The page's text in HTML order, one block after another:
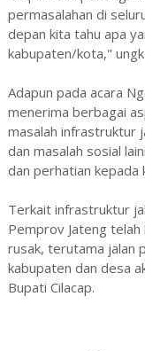
permasalahan di
depan kita tahu apa
kabupaten/kota,"
Adapun pada acara
menerima berbagai
masalah infrastruktur
dan masalah sosial
dan perhatian kepada
Terkait infrastruktur
Pemprov Jateng
rusak, terutama jalan
kabupaten dan desa
Bupati Cilacap.